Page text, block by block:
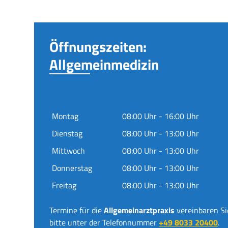
Öffnungszeiten:
Allgemeinmedizin
Montag
08:00 Uhr - 16:00 Uhr
Dienstag
08:00 Uhr - 13:00 Uhr
Mittwoch
08:00 Uhr - 13:00 Uhr
Donnerstag
08:00 Uhr - 13:00 Uhr
Freitag
08:00 Uhr - 13:00 Uhr
Termine für dieAllgemeinarztpraxis vereinbaren
bitte unter der Telefonnummer+49 8033 20400.